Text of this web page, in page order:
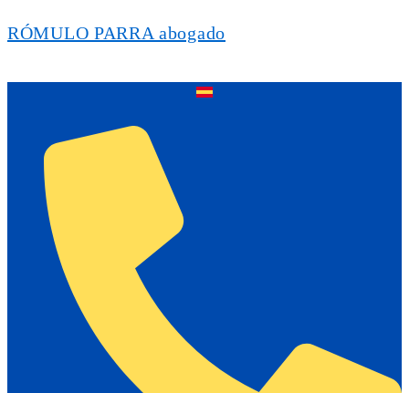
RÓMULO PARRA abogado